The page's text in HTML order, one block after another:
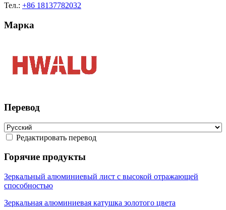
Тел.: +86 18137782032
Марка
Перевод
Редактировать перевод
Горячие продукты
Зеркальный алюминиевый лист с высокой отражающей
способностью
Зеркальная алюминиевая катушка золотого цвета